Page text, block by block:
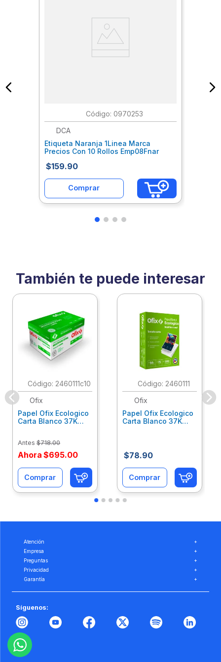
: 0970253
DCA
Etiqueta Naranja 1Linea Marca
Precios Con 10 Rollos Emp08Fnar
$159.90
Comprar
También te puede interesar
: 2460111c10
Ofix
Papel Ofix Ecologico
Carta Blanco 37K
Antes $718.00
Ahora $695.00
Comprar
: 2460111
Ofix
Papel Ofix Ecologico
Carta Blanco 37K
$78.90
Comprar
Atención
+
Empresa
+
Preguntas
+
Privacidad
+
Garantía
+
Síguenos: